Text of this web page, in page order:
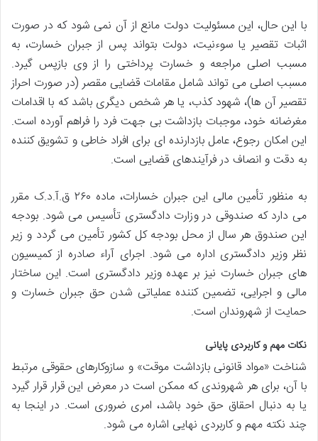
با این حال، این مسئولیت دولت مانع از آن نمی شود که در صورت
اثبات تقصیر یا سوءنیت، دولت بتواند پس از جبران خسارت، به
مسبب اصلی مراجعه و خسارت پرداختی را از وی بازپس گیرد.
مسبب اصلی می تواند شامل مقامات قضایی مقصر (در صورت احراز
تقصیر آن ها)، شهود کذب، یا هر شخص دیگری باشد که با اقدامات
مغرضانه خود، موجبات بازداشت بی جهت فرد را فراهم آورده است.
این امکان رجوع، عامل بازدارنده ای برای افراد خاطی و تشویق کننده
به دقت و انصاف در فرآیندهای قضایی است.
به منظور تأمین مالی این جبران خسارات، ماده ۲۶۰ ق.آ.د.ک مقرر
می دارد که صندوقی در وزارت دادگستری تأسیس می شود. بودجه
این صندوق هر سال از محل بودجه کل کشور تأمین می گردد و زیر
نظر وزیر دادگستری اداره می شود. اجرای آراء صادره از کمیسیون
های جبران خسارت نیز بر عهده وزیر دادگستری است. این ساختار
مالی و اجرایی، تضمین کننده عملیاتی شدن حق جبران خسارت و
حمایت از شهروندان است.
نکات مهم و کاربردی پایانی
شناخت «مواد قانونی بازداشت موقت» و سازوکارهای حقوقی مرتبط
با آن، برای هر شهروندی که ممکن است در معرض این قرار قرار گیرد
یا به دنبال احقاق حق خود باشد، امری ضروری است. در اینجا به
چند نکته مهم و کاربردی نهایی اشاره می شود.